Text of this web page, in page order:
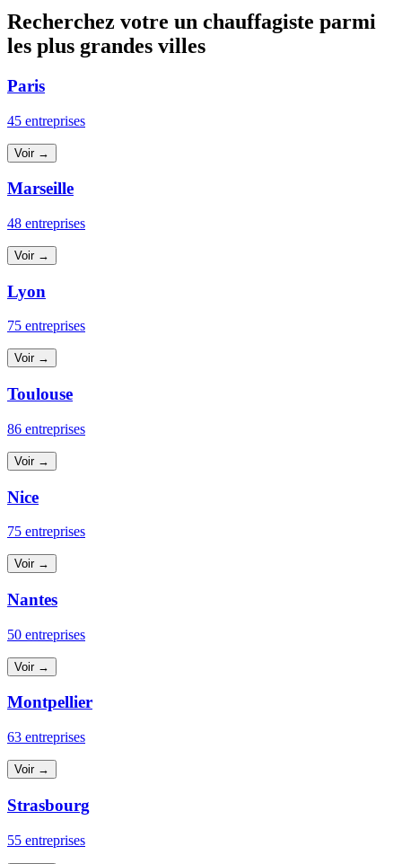
Recherchez votre un chauffagiste parmi
les plus grandes villes
Paris
45 entreprises
Voir →
Marseille
48 entreprises
Voir →
Lyon
75 entreprises
Voir →
Toulouse
86 entreprises
Voir →
Nice
75 entreprises
Voir →
Nantes
50 entreprises
Voir →
Montpellier
63 entreprises
Voir →
Strasbourg
55 entreprises